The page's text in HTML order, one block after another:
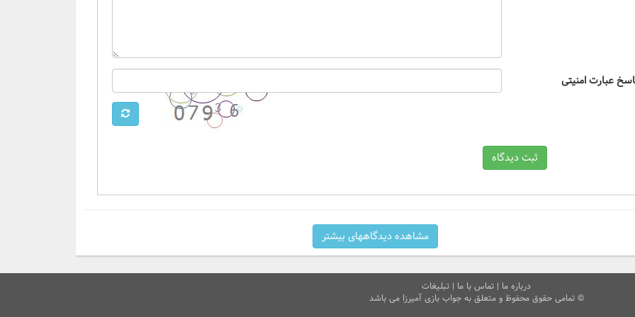
عبارت امنیتی
ثبت دیدگاه
مشاهده دیدگاههای بیشتر
درباره ما | تماس با ما | تبلیغات
© تمامی حقوق محفوظ و متعلق به جواب بازی آمیرزا می باشد